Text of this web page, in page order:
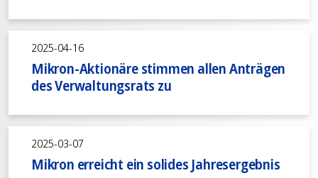
2025-04-16
Mikron-Aktionäre stimmen allen Anträgen
des Verwaltungsrats zu
2025-03-07
Mikron erreicht ein solides Jahresergebnis